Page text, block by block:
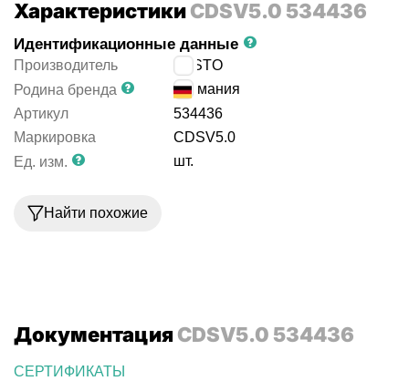
ХарактеристикиCDSV5.0 534436
Идентификационные данные
Производитель
FESTO
Родина бренда
Германия
Артикул
534436
Маркировка
CDSV5.0
Ед. изм.
шт.
Найти похожие
Документация CDSV5.0 534436
СЕРТИФИКАТЫ